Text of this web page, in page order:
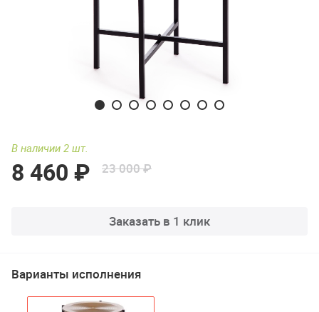
В наличии 2 шт.
8 460 ₽ 23 000 ₽
Заказать в 1 клик
Варианты исполнения